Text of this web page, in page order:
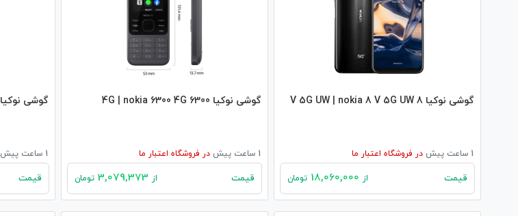
گوشی نوکیا 8 V 5G UW | nokia 8 V 5G UW
1 ساعت پیش در فروشگاه اعتبار ما
قیمت از تومان
گوشی نوکیا 6300 4G | nokia 6300 4G
1 ساعت پیش در فروشگاه اعتبار ما
قیمت از تومان
گوشی نوکیا 225 4G | nokia 225 4G
1 ساعت پیش
قیمت